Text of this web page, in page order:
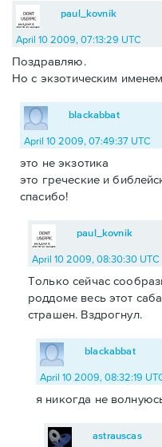
paul_kovnik
April 10 2009, 07:13:29 UTC
Поздравляю.
Но с экзотическим
blackabbat
April 10 2009, 07:49:37 UTC
это не экзотика
это греческие и
спасибо!
paul_kovnik
April 10 2009, 08:30:30 UTC
Только сейчас
роддоме весь этот
страшен. Вздрогнул.
blackabbat
April 10 2009, 08:32:19
я никогда не
astrauscas